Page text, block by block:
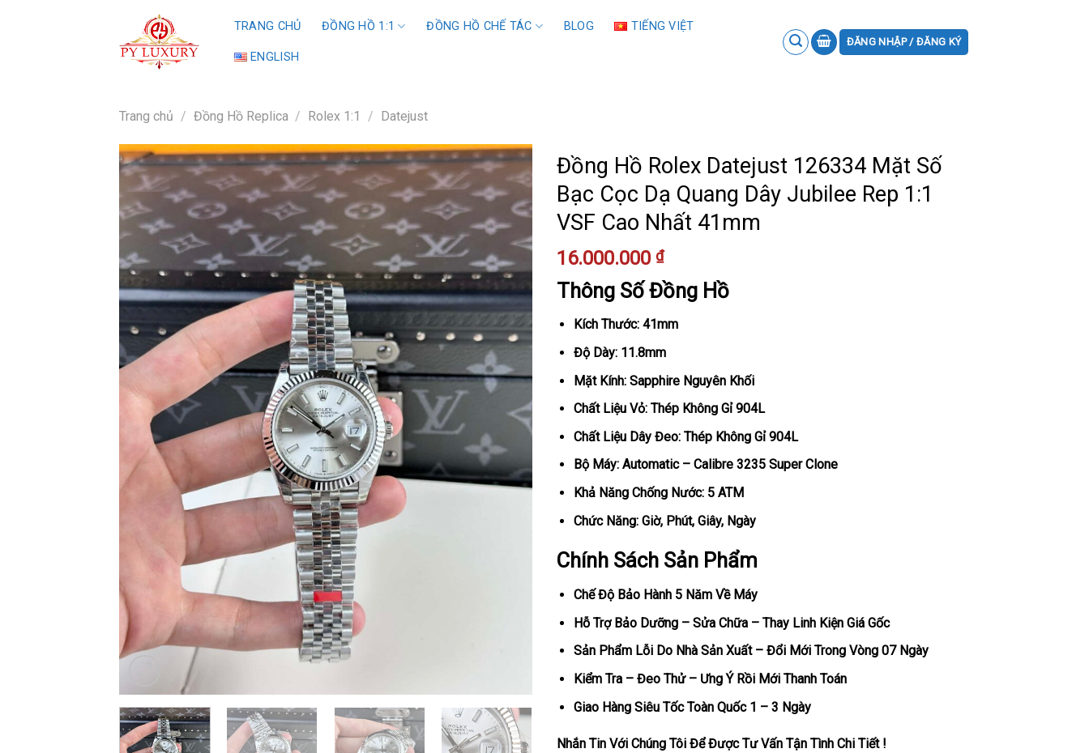
TRANG CHỦ ĐỒNG HỒ 1:1 ĐỒNG HỒ CHẾ TÁC BLOG TIẾNG VIỆT
ENGLISH
ĐĂNG NHẬP / ĐĂNG KÝ
Trang chủ / Đồng Hồ Replica / Rolex 1:1 / Datejust
Đồng Hồ Rolex Datejust 126334 Mặt Số
Bạc Cọc Dạ Quang Dây Jubilee Rep 1:1
VSF Cao Nhất 41mm
16.000.000 ₫
Thông Số Đồng Hồ
Kích Thước: 41mm
Độ Dày: 11.8mm
Mặt Kính: Sapphire Nguyên Khối
Chất Liệu Vỏ: Thép Không Gỉ 904L
Chất Liệu Dây Đeo: Thép Không Gỉ 904L
Bộ Máy: Automatic – Calibre 3235 Super Clone
Khả Năng Chống Nước: 5 ATM
Chức Năng: Giờ, Phút, Giây, Ngày
Chính Sách Sản Phẩm
Chế Độ Bảo Hành 5 Năm Về Máy
Hỗ Trợ Bảo Dưỡng – Sửa Chữa – Thay Linh Kiện Giá Gốc
Sản Phẩm Lỗi Do Nhà Sản Xuất – Đổi Mới Trong Vòng 07 Ngày
Kiểm Tra – Đeo Thử – Ưng Ý Rồi Mới Thanh Toán
Giao Hàng Siêu Tốc Toàn Quốc 1 – 3 Ngày
Nhắn Tin Với Chúng Tôi Để Được Tư Vấn Tận Tình Chi Tiết !